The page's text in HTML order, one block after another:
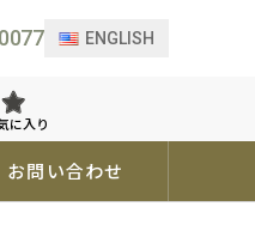
ENGLISH
に入り
お問い合わせ